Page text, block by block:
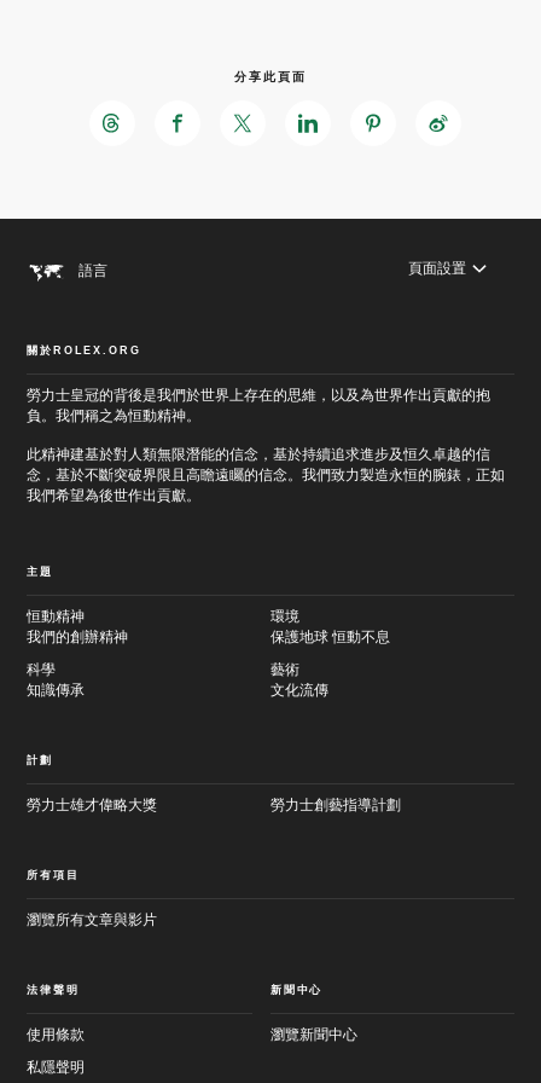
容
分享此頁面
語言 頁面設置
關於ROLEX.ORG
勞力士皇冠的背後是我們於世界上存在的思維，以及為世界作出貢獻的抱
負。我們稱之為恒動精神。
此精神建基於對人類無限潛能的信念，基於持續追求進步及恒久卓越的信
念，基於不斷突破界限且高瞻遠矚的信念。我們致力製造永恒的腕錶，正如
我們希望為後世作出貢獻。
主題
恒動精神
我們的創辦精神
環境
保護地球 恒動不息
科學
知識傳承
藝術
文化流傳
計劃
勞力士雄才偉略大獎 勞力士創藝指導計劃
所有項目
瀏覽所有文章與影片
法律聲明
使用條款
私隱聲明
新聞中心
瀏覽新聞中心